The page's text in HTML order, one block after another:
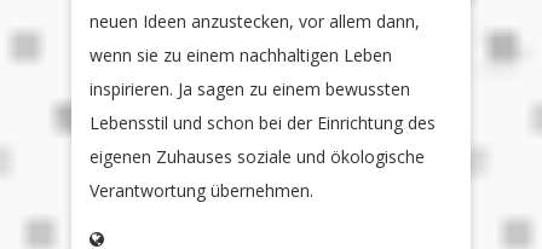
neuen Ideen anzustecken, vor allem dann,
wenn sie zu einem nachhaltigen Leben
inspirieren. Ja sagen zu einem bewussten
Lebensstil und schon bei der Einrichtung des
eigenen Zuhauses soziale und ökologische
Verantwortung übernehmen.